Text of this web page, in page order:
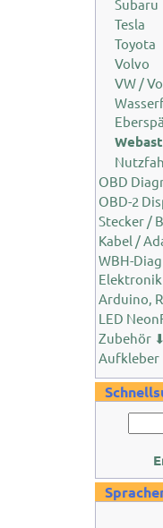
Subaru
Tesla
Toyota
Volvo
VW /
OBD
OBD-2
Stecker /
Kabel /
WBH-
Arduino,
LED
Zubehör ⬇
Aufkleber